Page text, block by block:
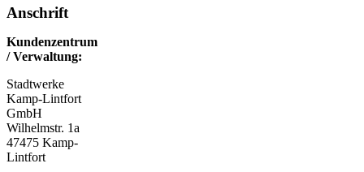
Anschrift
Kundenzentrum
/ Verwaltung:
Stadtwerke
Kamp-Lintfort
GmbH
Wilhelmstr. 1a
47475 Kamp-
Lintfort